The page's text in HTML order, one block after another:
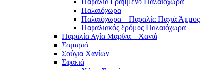
Παραλία Γραμμένο Παλαιόχωρα
Παλαιόχωρα
Παλαιόχωρα – Παραλία Παχιά Άμμος
Παραλιακός δρόμος Παλαιόχωρα
Παραλία Αγία Μαρίνα – Χανιά
Σαμαριά
Σούγια Χανίων
Σφακιά